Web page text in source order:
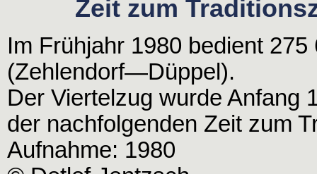
Im Frühjahr 1980 bedient
(Zehlendorf—Düppel).
Der Viertelzug wurde Anfang
der nachfolgenden Zeit zum
Aufnahme: 1980